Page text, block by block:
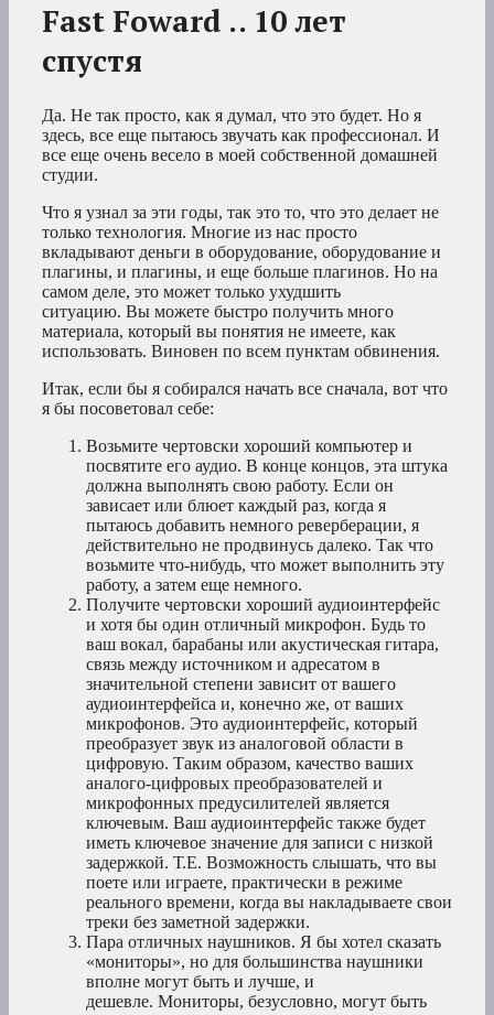
Fast Foward .. 10 лет
спустя
Да. Не так просто, как я думал, что это будет. Но я
здесь, все еще пытаюсь звучать как профессионал. И
все еще очень весело в моей собственной домашней
студии.
Что я узнал за эти годы, так это то, что это делает не
только технология. Многие из нас просто
вкладывают деньги в оборудование, оборудование и
плагины, и плагины, и еще больше плагинов. Но на
самом деле, это может только ухудшить
ситуацию. Вы можете быстро получить много
материала, который вы понятия не имеете, как
использовать. Виновен по всем пунктам обвинения.
Итак, если бы я собирался начать все сначала, вот что
я бы посоветовал себе:
Возьмите чертовски хороший компьютер и
посвятите его аудио. В конце концов, эта штука
должна выполнять свою работу. Если он
зависает или блюет каждый раз, когда я
пытаюсь добавить немного реверберации, я
действительно не продвинусь далеко. Так что
возьмите что-нибудь, что может выполнить эту
работу, а затем еще немного.
Получите чертовски хороший аудиоинтерфейс
и хотя бы один отличный микрофон. Будь то
ваш вокал, барабаны или акустическая гитара,
связь между источником и адресатом в
значительной степени зависит от вашего
аудиоинтерфейса и, конечно же, от ваших
микрофонов. Это аудиоинтерфейс, который
преобразует звук из аналоговой области в
цифровую. Таким образом, качество ваших
аналого-цифровых преобразователей и
микрофонных предусилителей является
ключевым. Ваш аудиоинтерфейс также будет
иметь ключевое значение для записи с низкой
задержкой. Т.Е. Возможность слышать, что вы
поете или играете, практически в режиме
реального времени, когда вы накладываете свои
треки без заметной задержки.
Пара отличных наушников. Я бы хотел сказать
«мониторы», но для большинства наушники
вполне могут быть и лучше, и
дешевле. Мониторы, безусловно, могут быть